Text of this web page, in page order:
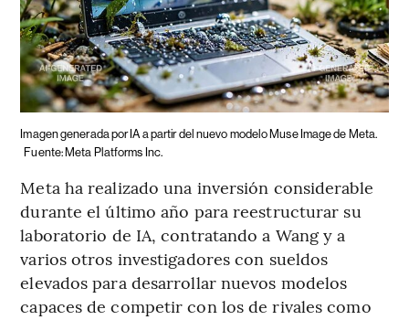
Imagen generada por IA a partir del nuevo modelo Muse Image de Meta.
Fuente: Meta Platforms Inc.
Meta ha realizado una inversión considerable
durante el último año para reestructurar su
laboratorio de IA, contratando a Wang y a
varios otros investigadores con sueldos
elevados para desarrollar nuevos modelos
capaces de competir con los de rivales como